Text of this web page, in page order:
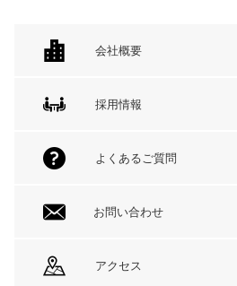
会社概要
採用情報
よくあるご質問
お問い合わせ
アクセス